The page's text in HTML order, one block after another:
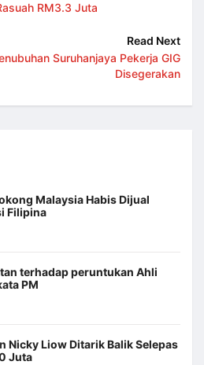
RM3.3 Juta
Read Next
Suruhanjaya Pekerja GIG
Disegerakan
Malaysia Habis Dijual
Filipina
terhadap peruntukan Ahli
PM
Nicky Liow Ditarik Balik Selepas
Juta